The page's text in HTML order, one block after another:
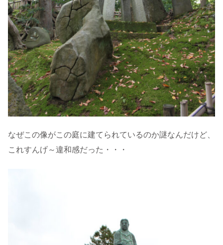
なぜこの像がこの庭に建てられているのか謎なんだけど、
これすんげ～違和感だった・・・